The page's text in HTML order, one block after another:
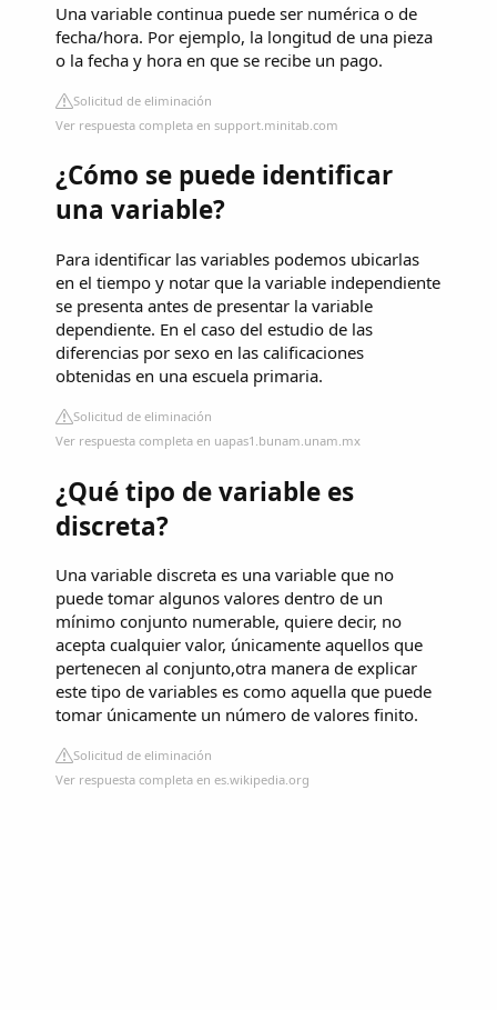
Una variable continua puede ser numérica o de
fecha/hora. Por ejemplo, la longitud de una pieza
o la fecha y hora en que se recibe un pago.
Solicitud de eliminación
Ver respuesta completa en support.minitab.com
¿Cómo se puede identificar
una variable?
Para identificar las variables podemos ubicarlas
en el tiempo y notar que la variable independiente
se presenta antes de presentar la variable
dependiente. En el caso del estudio de las
diferencias por sexo en las calificaciones
obtenidas en una escuela primaria.
Solicitud de eliminación
Ver respuesta completa en uapas1.bunam.unam.mx
¿Qué tipo de variable es
discreta?
Una variable discreta es una variable que no
puede tomar algunos valores dentro de un
mínimo conjunto numerable, quiere decir, no
acepta cualquier valor, únicamente aquellos que
pertenecen al conjunto,otra manera de explicar
este tipo de variables es como aquella que puede
tomar únicamente un número de valores finito.
Solicitud de eliminación
Ver respuesta completa en es.wikipedia.org